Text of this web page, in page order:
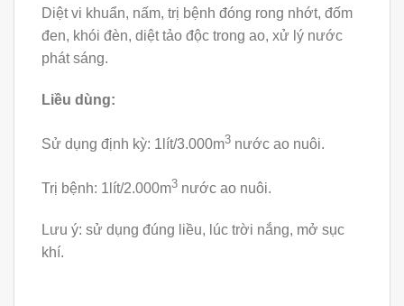
Diệt vi khuẩn, nấm, trị bệnh đóng rong nhớt, đốm
đen, khói đèn, diệt tảo độc trong ao, xử lý nước
phát sáng.
Liều dùng:
Sử dụng định kỳ: 1lít/3.000m3 nước ao nuôi.
Trị bệnh: 1lít/2.000m3 nước ao nuôi.
Lưu ý: sử dụng đúng liều, lúc trời nắng, mở sục
khí.